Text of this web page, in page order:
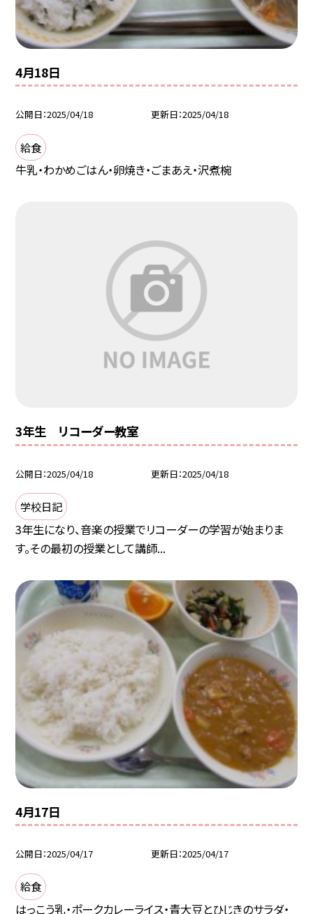
4月18日
公開日 2025/04/18 更新日 2025/04/18
給食
牛乳・わかめごはん・卵焼き・ごまあえ・沢煮椀
3年生 リコーダー教室
公開日 2025/04/18 更新日 2025/04/18
学校日記
3年生になり、音楽の授業でリコーダーの学習が始まりま
す。その最初の授業として講師...
4月17日
公開日 2025/04/17 更新日 2025/04/17
給食
はっこう乳・ポークカレーライス・青大豆とひじきのサラダ・